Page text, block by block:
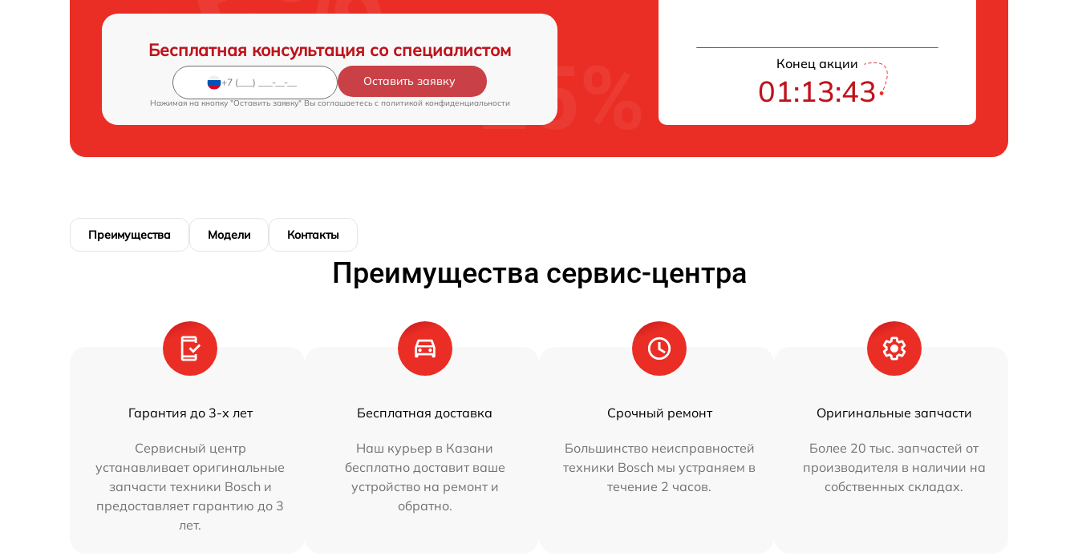
Бесплатная консультация со специалистом
Оставить заявку
Нажимая на кнопку "Оставить заявку" Вы соглашаетесь c политикой конфиденциальности
Конец акции
01:13:42
Преимущества Модели Контакты
Преимущества сервис-центра
Гарантия до 3-х лет
Сервисный центр
устанавливает оригинальные
запчасти техники Bosch и
предоставляет гарантию до 3
лет.
Бесплатная доставка
Наш курьер в Казани
бесплатно доставит ваше
устройство на ремонт и
обратно.
Срочный ремонт
Большинство неисправностей
техники Bosch мы устраняем в
течение 2 часов.
Оригинальные запчасти
Более 20 тыс. запчастей от
производителя в наличии на
собственных складах.